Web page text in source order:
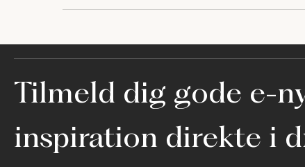
Tilmeld dig gode e-
inspiration direkte i